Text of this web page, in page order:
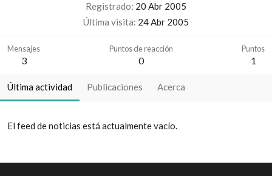
Registrado 20 Abr 2005
Última visita 24 Abr 2005
Mensajes
3
Puntos de reacción
0
Puntos
1
Última actividad Publicaciones Acerca
El feed de noticias está actualmente vacío.